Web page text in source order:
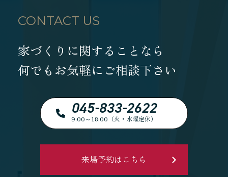
CONTACT US
家づくりに関することなら
何でもお気軽にご相談下さい
045-833-2622
9:00～18:00（火・水曜定休）
来場予約はこちら